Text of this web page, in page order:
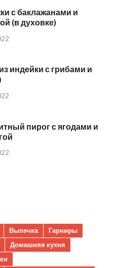
с баклажанами и
(в духовке)
индейки с грибами и
пирог с ягодами и
Выпечка
Гарниры
Домашняя кухня